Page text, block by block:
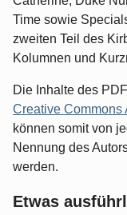
Time sowie
zweiten Teil des
Kolumnen und
Die Inhalte des
Creative Commons
können somit von
Nennung des
werden.
Etwas